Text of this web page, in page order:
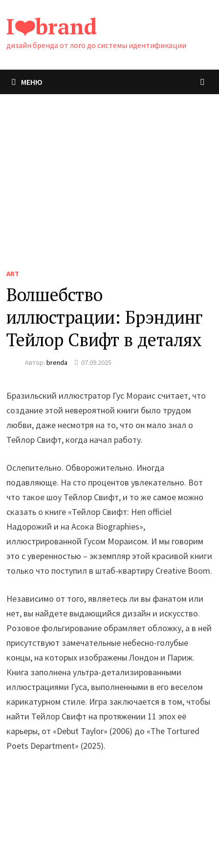
содержимому
I❤️brand
дизайн бренда от лого до системы идентификации
МЕНЮ
ART
Волшебство
иллюстрации: Брэндинг
Тейлор Свифт в деталях
Автор:brenda 07.09.2025
Бразильский иллюстратор Гус Мораис считает, что
создание этой невероятной книги было трудом
любви, даже несмотря на то, что он мало знал о
Тейлор Свифт, когда начал работу.
Ослепительно. Обворожительно. Иногда
подавляюще. На сто процентов увлекательно. Вот
что такое шоу Тейлор Свифт, и то же самое можно
сказать о книге «Тейлор Свифт: Неп officiel
Надорожий и на Асока Biographies»,
иллюстрированной Гусом Мораисом. И мы говорим
это с уверенностью – экземпляр этой красивой книги
только что поступил в штаб-квартиру Creative Boom.
Независимо от того, являетесь ли вы фанатом или
нет, вы найдете выдающийся дизайн и искусство.
Розовое фольгирование обрамляет обложку, а в ней
присутствуют замечательные небесно-голубые
концы, на которых изображены Лондон и Париж.
Книга заполнена ультра-детализированными
иллюстрациями Гуса, выполненными в его веселом
карикатурном стиле. Игра заключается в том, чтобы
найти Тейлор Свифт на протяжении 11 эпох её
карьеры, от «Debut Taylor» (2006) до «The Tortured
Poets Department» (2025).